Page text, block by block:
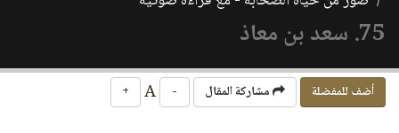
75. سعد بن معاذ
أضف للمفضلة مشاركة المقال -
+